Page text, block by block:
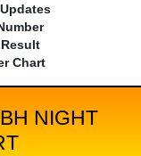
Chart
NIGHT